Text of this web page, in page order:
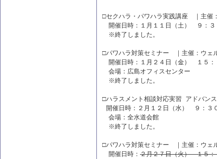
□セクハラ・パワハラ実践講座 ｜主催
開催日時：１月１１日（土） ９：３
※終了しました。
□パワハラ対策セミナー ｜主催：ウェ
開催日時：１月２４日（金） １５：
会場：広島オフィスセンター
※終了しました。
□ハラスメント相談対応実習 アドバン
開催日時：２月１２日（水） ９：３
会場：全水道会館
※終了しました。
□パワハラ対策セミナー ｜主催：ウェ
開催日時： ２月２７日（火） １５：